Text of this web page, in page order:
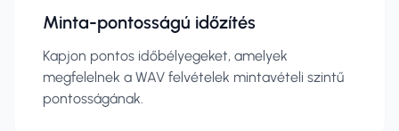
Minta-pontosságú időzítés
Kapjon pontos időbélyegeket, amelyek
megfelelnek a WAV felvételek mintavételi szintű
pontosságának.